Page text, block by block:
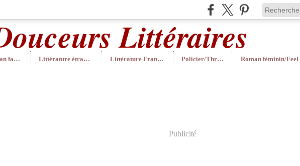
Bit-Lit & Urban fantasy Littérature étrangère Littérature Française Policier/Thriller
Publicité